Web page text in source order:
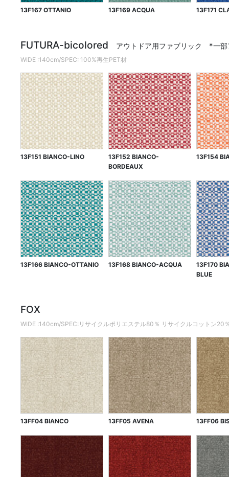
13F167 OTTANIO 13F169 ACQUA 13F171
FUTURA-bicolored アウトドア用ファブリック *一部
WIDE :140cm/SPEC: 100%再生PET材
13F151 BIANCO-LINO
13F152 BIANCO-
BORDEAUX
13F154
13F166 BIANCO-OTTANIO 13F168 BIANCO-ACQUA
13F170
BLUE
FOX
WIDE :140cm/SPEC:リサイクルポリエステル80％ リサイクルコットン20
13FF04 BIANCO 13FF05 AVENA 13FF06